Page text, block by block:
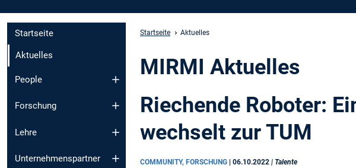
Startseite
Aktuelles
People
Forschung
Lehre
Unternehmenspartner
Startseite Aktuelles
MIRMI Aktuelles
Riechende Roboter:
wechselt zur TUM
COMMUNITY, FORSCHUNG | 06.10.2022 | Talente